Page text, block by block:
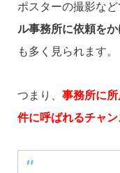
ポスターの撮影など
ル事務所に依頼を
も多く見られます。
つまり、 事務所に
件に呼ばれるチャ